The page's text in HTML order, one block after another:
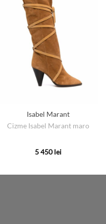
Isabel Marant
Cizme Isabel Marant maro
5 450lei